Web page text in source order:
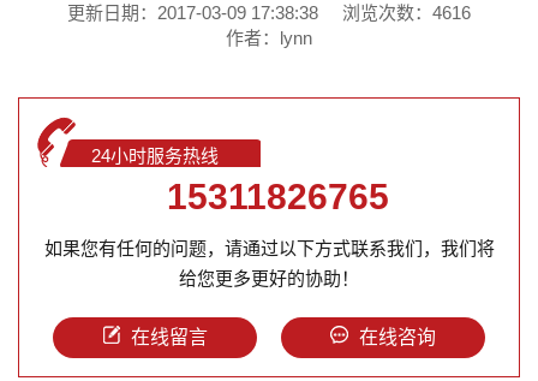
更新日期：2017-03-09 17:38:38
浏览次数：4616
作者：lynn
24小时服务热线
15311826765
如果您有任何的问题，请通过以下方式联系我们，我们将
给您更多更好的协助！
在线留言 在线咨询